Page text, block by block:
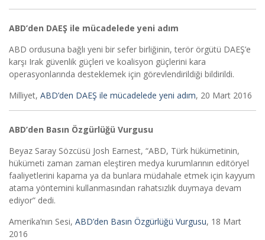
ABD’den DAEŞ ile mücadelede yeni adım
ABD ordusuna bağlı yeni bir sefer birliğinin, terör örgütü DAEŞ’e
karşı Irak güvenlik güçleri ve koalisyon güçlerini kara
operasyonlarında desteklemek için görevlendirildiği bildirildi.
Milliyet, ABD’den DAEŞ ile mücadelede yeni adım, 20 Mart 2016
ABD’den Basın Özgürlüğü Vurgusu
Beyaz Saray Sözcüsü Josh Earnest, “ABD, Türk hükümetinin,
hükümeti zaman zaman eleştiren medya kurumlarının editöryel
faaliyetlerini kapama ya da bunlara müdahale etmek için kayyum
atama yöntemini kullanmasından rahatsızlık duymaya devam
ediyor” dedi.
Amerika’nın Sesi, ABD’den Basın Özgürlüğü Vurgusu, 18 Mart
2016